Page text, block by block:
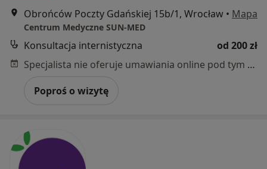
Obrońców Poczty Gdańskiej 15b/1, Wrocław • Mapa
Centrum Medyczne SUN-MED
Konsultacja internistyczna
od 200 zł
Specjalista nie oferuje umawiania online pod tym adresem.
Poproś o wizytę